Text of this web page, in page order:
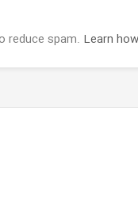
reduce spam. Learn